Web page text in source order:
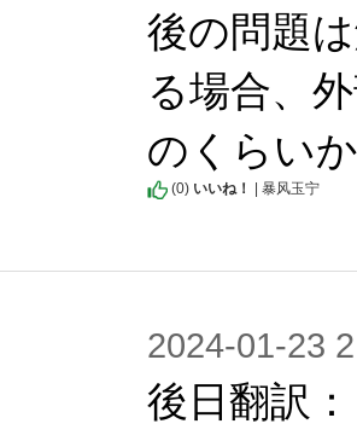
後の問題
る場合、
のくらい
(0) いいね！ | 暴风玉宁
2024-01-23
後日翻訳：